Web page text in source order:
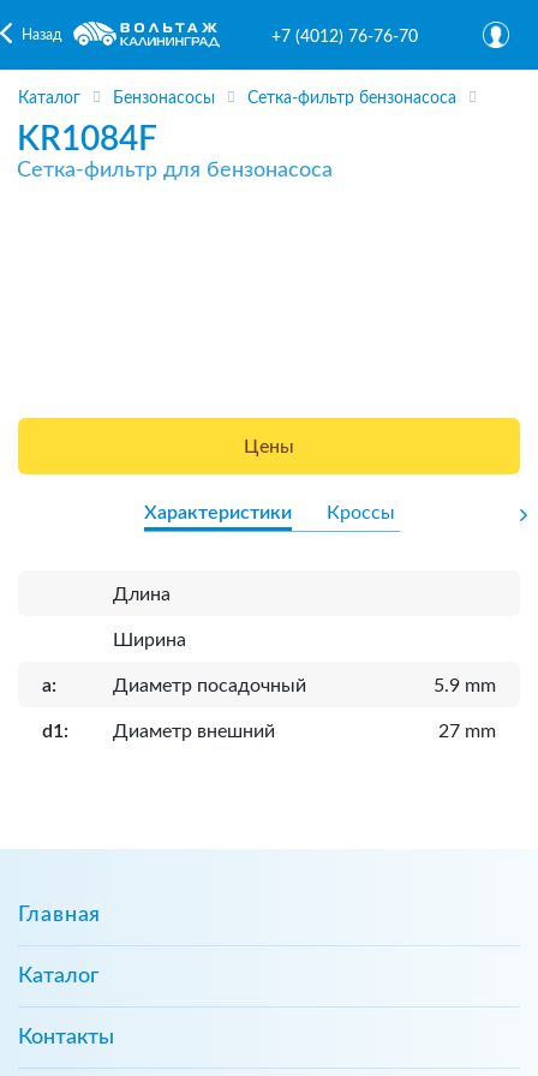
Назад +7 (4012) 76-76-70
Каталог Бензонасосы Сетка-фильтр бензонасоса
KR1084F
Сетка-фильтр для бензонасоса
Цены
Характеристики Кроссы
Длина
Ширина
a: Диаметр посадочный 5.9 mm
d1: Диаметр внешний 27 mm
Главная
Каталог
Контакты